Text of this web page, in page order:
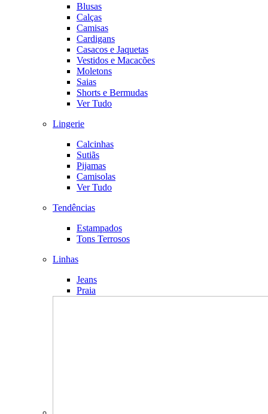
Blusas
Calças
Camisas
Cardigans
Casacos e Jaquetas
Vestidos e Macacões
Moletons
Saias
Shorts e Bermudas
Ver Tudo
Lingerie
Calcinhas
Sutiãs
Pijamas
Camisolas
Ver Tudo
Tendências
Estampados
Tons Terrosos
Linhas
Jeans
Praia